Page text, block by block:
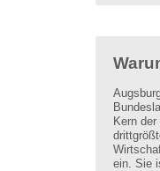
Kern
ein. Sie